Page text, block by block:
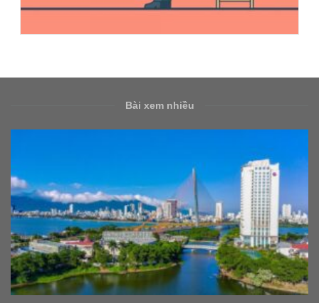
Bài xem nhiều